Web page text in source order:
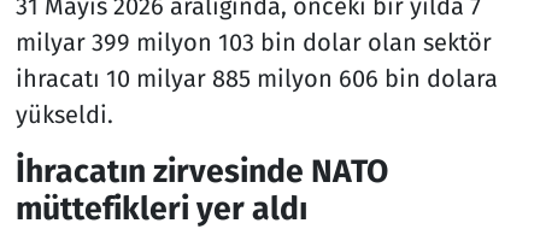
milyar 399 milyon 103 bin dolar olan sektör
ihracatı 10 milyar 885 milyon 606 bin dolara
yükseldi.
İhracatın zirvesinde NATO
müttefikleri yer aldı